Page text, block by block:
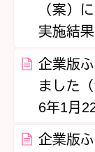
（案）
実施結果
企業版
ました
6年1月
企業版